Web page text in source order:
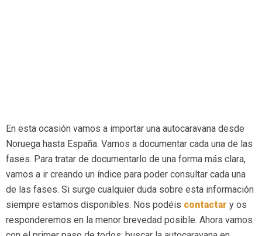
En esta ocasión vamos a importar una autocaravana desde
Noruega hasta España. Vamos a documentar cada una de las
fases. Para tratar de documentarlo de una forma más clara,
vamos a ir creando un índice para poder consultar cada una
de las fases. Si surge cualquier duda sobre esta información
siempre estamos disponibles. Nos podéis contactar y os
responderemos en la menor brevedad posible. Ahora vamos